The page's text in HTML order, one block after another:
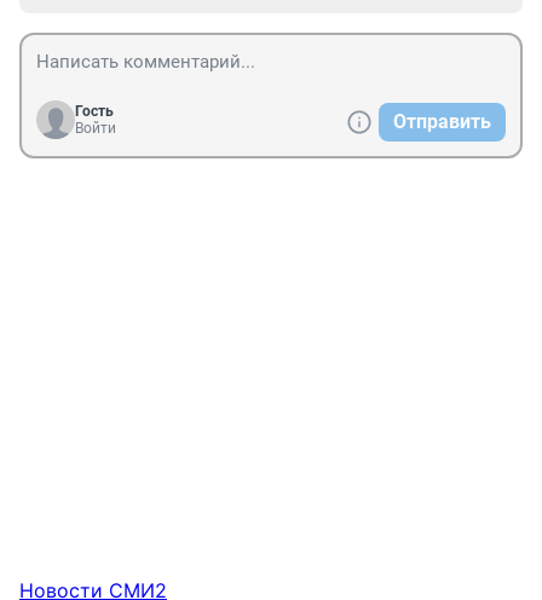
Гость
Войти
Отправить
Новости СМИ2